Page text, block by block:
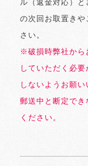
ル（返金対応）
の次回お取置き
さい。
※破損時弊社から
していただく必
しないようお願
郵送中と断定で
ください。